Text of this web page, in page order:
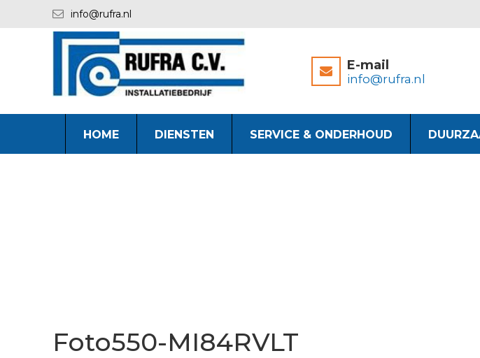
info@rufra.nl
E-mail
info@rufra.nl
HOME DIENSTEN SERVICE & ONDERHOUD
Foto550-MI84RVLT